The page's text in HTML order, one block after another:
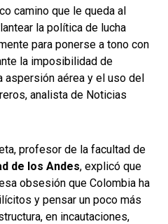
camino que le queda al
la política de lucha
para ponerse a tono con
la imposibilidad de
aspersión aérea y el uso del
analista de Noticias
profesor de la facultad de
de los Andes, explicó que
obsesión que Colombia ha
y pensar un poco más
en incautaciones,